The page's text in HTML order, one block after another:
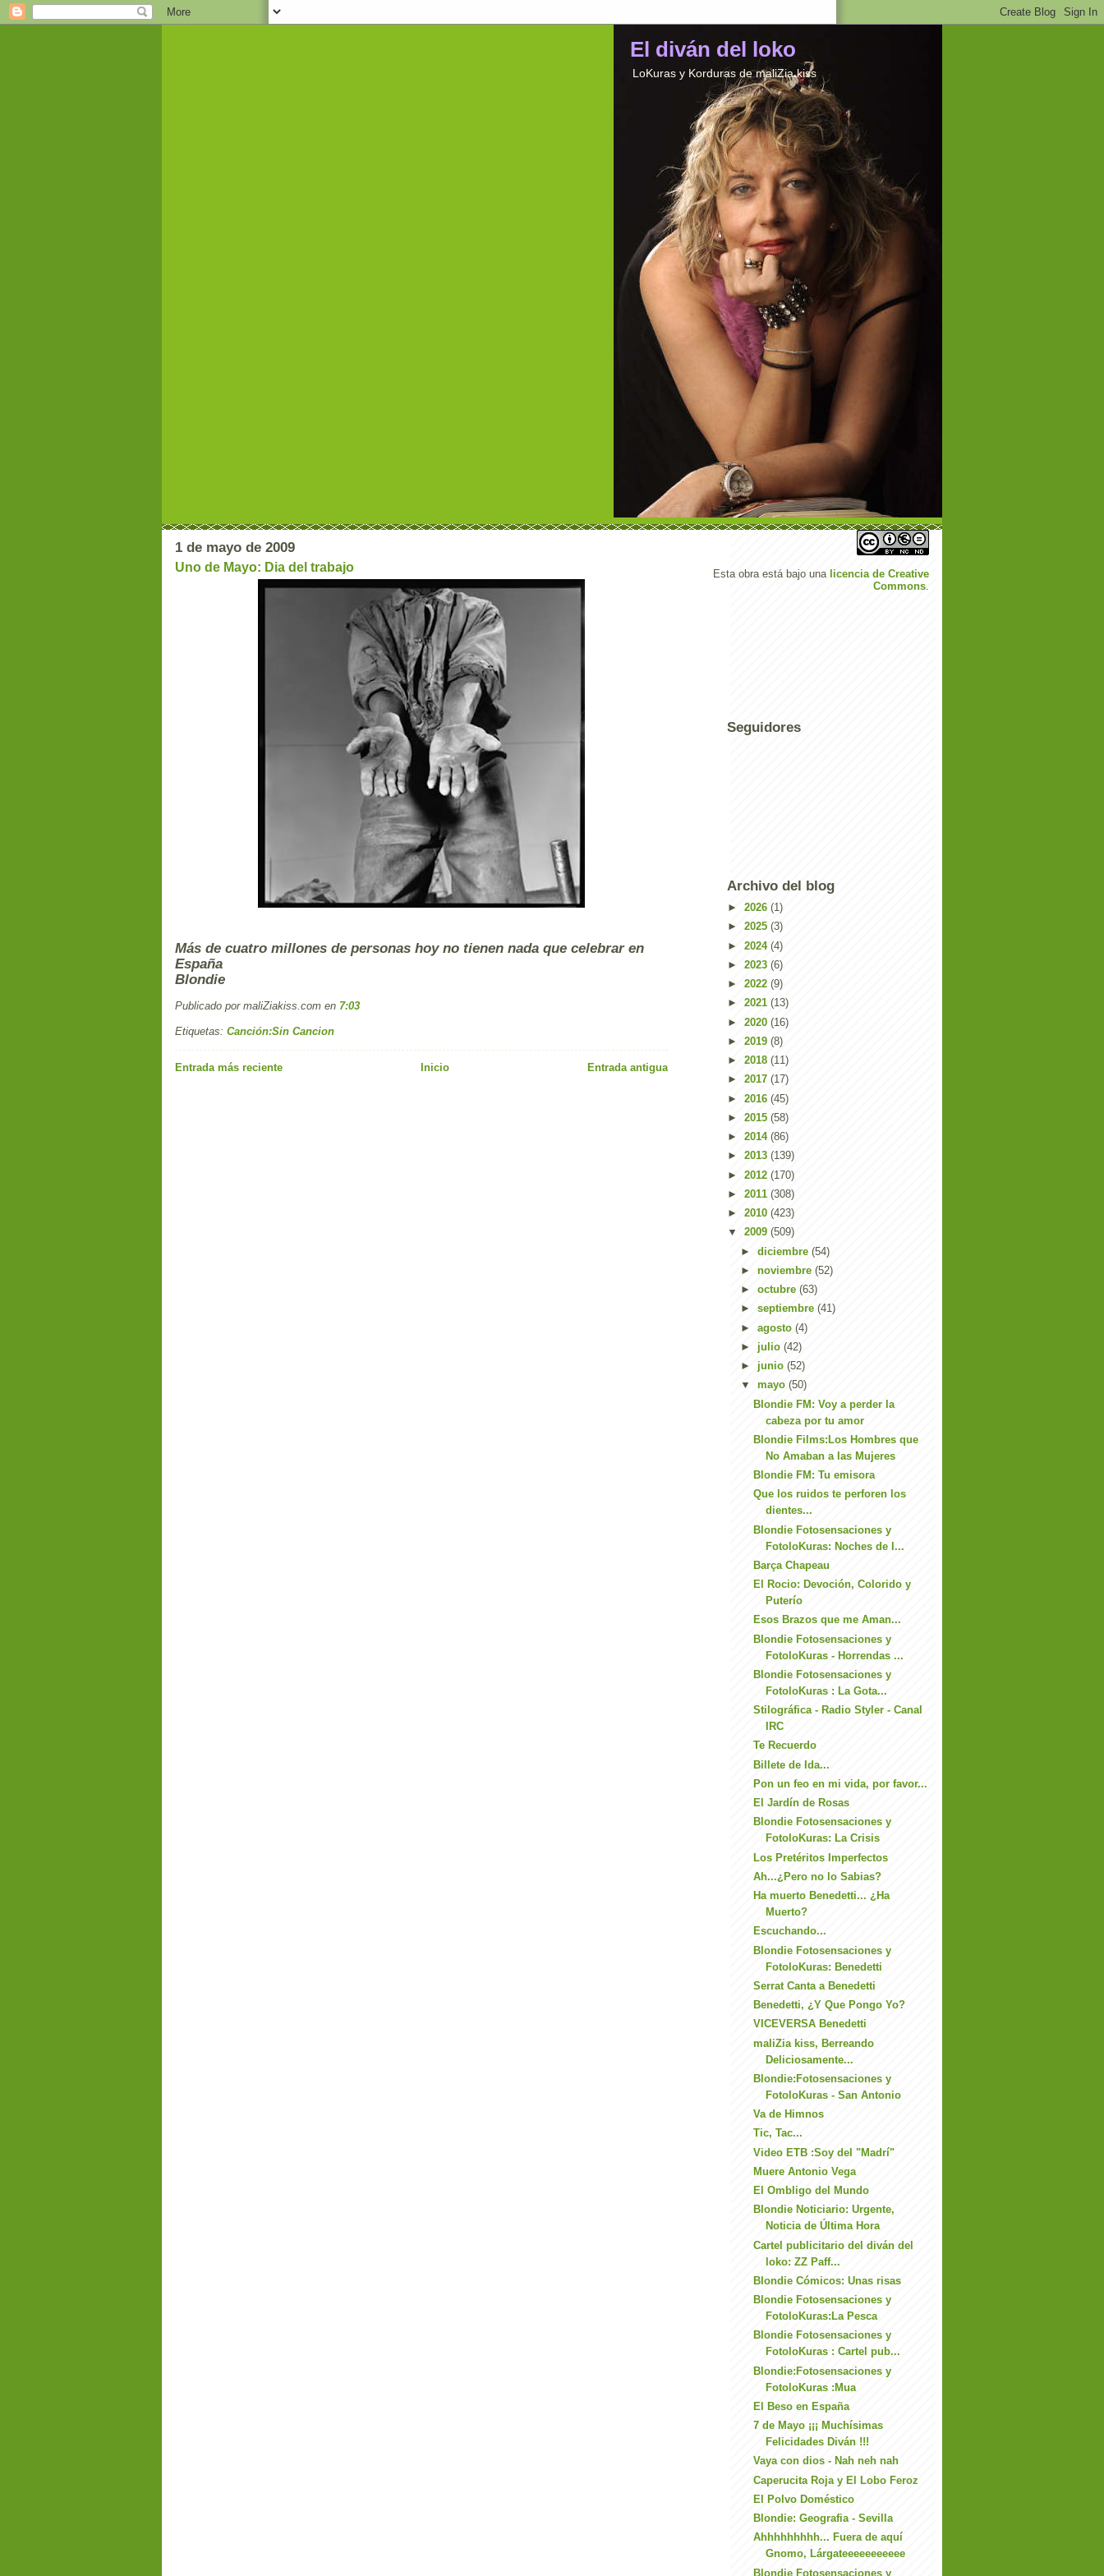
El diván del loko
LoKuras y Korduras de maliZia kiss
1 de mayo de 2009
Uno de Mayo: Dia del trabajo
Más de cuatro millones de personas hoy no tienen nada que celebrar en
España
Blondie
Publicado por maliZiakiss.com en 7:03
Etiquetas: Canción:Sin Cancion
Entrada más reciente Entrada antigua
Inicio
Esta obra está bajo una licencia de Creative
Commons.
Seguidores
Archivo del blog
► 2026 (1)
► 2025 (3)
► 2024 (4)
► 2023 (6)
► 2022 (9)
► 2021 (13)
► 2020 (16)
► 2019 (8)
► 2018 (11)
► 2017 (17)
► 2016 (45)
► 2015 (58)
► 2014 (86)
► 2013 (139)
► 2012 (170)
► 2011 (308)
► 2010 (423)
▼ 2009 (509)
► diciembre (54)
► noviembre (52)
► octubre (63)
► septiembre (41)
► agosto (4)
► julio (42)
► junio (52)
▼ mayo (50)
Blondie FM: Voy a perder la
cabeza por tu amor
Blondie Films:Los Hombres que
No Amaban a las Mujeres
Blondie FM: Tu emisora
Que los ruidos te perforen los
dientes...
Blondie Fotosensaciones y
FotoloKuras: Noches de I...
Barça Chapeau
El Rocio: Devoción, Colorido y
Puterío
Esos Brazos que me Aman...
Blondie Fotosensaciones y
FotoloKuras - Horrendas ...
Blondie Fotosensaciones y
FotoloKuras : La Gota...
Stilográfica - Radio Styler - Canal
IRC
Te Recuerdo
Billete de Ida...
Pon un feo en mi vida, por favor...
El Jardín de Rosas
Blondie Fotosensaciones y
FotoloKuras: La Crisis
Los Pretéritos Imperfectos
Ah...¿Pero no lo Sabias?
Ha muerto Benedetti... ¿Ha
Muerto?
Escuchando...
Blondie Fotosensaciones y
FotoloKuras: Benedetti
Serrat Canta a Benedetti
Benedetti, ¿Y Que Pongo Yo?
VICEVERSA Benedetti
maliZia kiss, Berreando
Deliciosamente...
Blondie:Fotosensaciones y
FotoloKuras - San Antonio
Va de Himnos
Tic, Tac...
Video ETB :Soy del "Madrí"
Muere Antonio Vega
El Ombligo del Mundo
Blondie Noticiario: Urgente,
Noticia de Última Hora
Cartel publicitario del diván del
loko: ZZ Paff...
Blondie Cómicos: Unas risas
Blondie Fotosensaciones y
FotoloKuras:La Pesca
Blondie Fotosensaciones y
FotoloKuras : Cartel pub...
Blondie:Fotosensaciones y
FotoloKuras :Mua
El Beso en España
7 de Mayo ¡¡¡ Muchísimas
Felicidades Diván !!!
Vaya con dios - Nah neh nah
Caperucita Roja y El Lobo Feroz
El Polvo Doméstico
Blondie: Geografia - Sevilla
Ahhhhhhhhh... Fuera de aquí
Gnomo, Lárgateeeeeeeeeee
Blondie Fotosensaciones y